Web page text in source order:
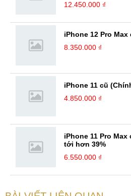
12.450.000 ₫
iPhone 12 Pro Max
8.350.000 ₫
iPhone 11 cũ
4.850.000 ₫
iPhone 11 Pro
tới hơn 39%
6.550.000 ₫